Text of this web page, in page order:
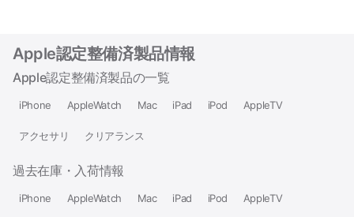
Apple認定整備済製品情報
Apple認定整備済製品の一覧
iPhone AppleWatch Mac iPad iPod AppleTV
アクセサリ クリアランス
過去在庫・入荷情報
iPhone AppleWatch Mac iPad iPod AppleTV